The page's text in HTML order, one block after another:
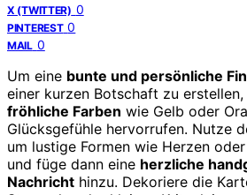
X (TWITTER) 0
PINTEREST 0
MAIL 0
Um eine bunte und persönliche
einer kurzen Botschaft zu erstellen,
fröhliche Farben wie Gelb oder
Glücksgefühle hervorrufen. Nutze
um lustige Formen wie Herzen
und füge dann eine herzliche
Nachricht hinzu. Dekoriere die